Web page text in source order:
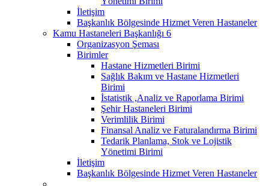
İletişim
Başkanlık Bölgesinde Hizmet Veren Hastaneler
Kamu Hastaneleri Başkanlığı 6
Organizasyon Şeması
Birimler
Hastane Hizmetleri Birimi
Sağlık Bakım ve Hastane Hizmetleri
Birimi
İstatistik ,Analiz ve Raporlama Birimi
Şehir Hastaneleri Birimi
Verimlilik Birimi
Finansal Analiz ve Faturalandırma Birimi
Tedarik Planlama, Stok ve Lojistik
Yönetimi Birimi
İletişim
Başkanlık Bölgesinde Hizmet Veren Hastaneler